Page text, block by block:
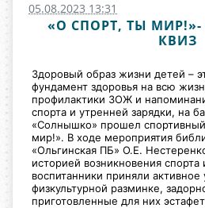
05.08.2023 13:31
«О СПОРТ, ТЫ
КВИЗ
Здоровый образ жизни детей –
фундамент здоровья на всю
профилактики ЗОЖ и
спорта и утренней зарядки, на
«Солнышко» прошел
мир!». В ходе мероприятия
«Ольгинская ПБ» О.Е.
историей возникновения
воспитанники приняли активное
физкультурной разминке,
приготовленные для них